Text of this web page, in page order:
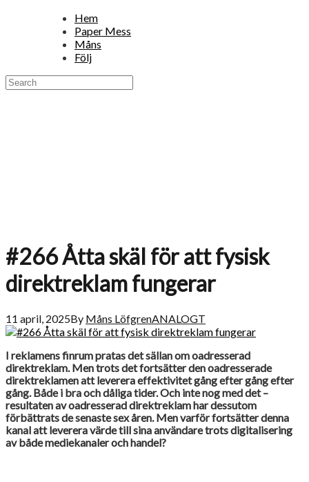
Hem
Paper Mess
Måns
Följ
#266 Åtta skäl för att fysisk
direktreklam fungerar
11 april, 2025By Måns LöfgrenANALOGT
I reklamens finrum pratas det sällan om oadresserad
direktreklam. Men trots det fortsätter den oadresserade
direktreklamen att leverera effektivitet gång efter gång efter
gång. Både i bra och dåliga tider. Och inte nog med det –
resultaten av oadresserad direktreklam har dessutom
förbättrats de senaste sex åren. Men varför fortsätter denna
kanal att leverera värde till sina användare trots digitalisering
av både mediekanaler och handel?